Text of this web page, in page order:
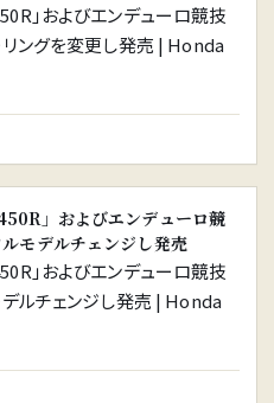
」およびエンデューロ競技
リングを変更し発売 | Honda
※画像はイメージです。
」およびエンデューロ競
モデルチェンジし発売
」およびエンデューロ競技
デルチェンジし発売 | Honda